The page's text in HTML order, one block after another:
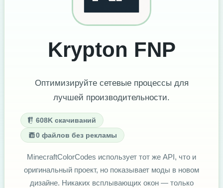
Krypton FNP
Оптимизируйте сетевые процессы для
лучшей производительности.
608K скачиваний
0 файлов без рекламы
MinecraftColorCodes использует тот же API, что и
оригинальный проект, но показывает моды в новом
дизайне. Никаких всплывающих окон — только